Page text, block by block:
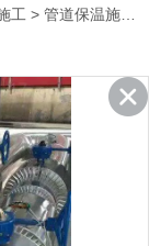
工 >管道保温施工队